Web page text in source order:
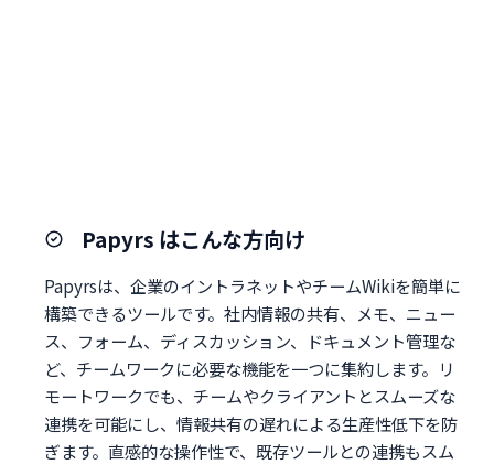
Papyrs はこんな方向け
Papyrsは、企業のイントラネットやチームWikiを簡単に
構築できるツールです。社内情報の共有、メモ、ニュー
ス、フォーム、ディスカッション、ドキュメント管理な
ど、チームワークに必要な機能を一つに集約します。リ
モートワークでも、チームやクライアントとスムーズな
連携を可能にし、情報共有の遅れによる生産性低下を防
ぎます。直感的な操作性で、既存ツールとの連携もスム